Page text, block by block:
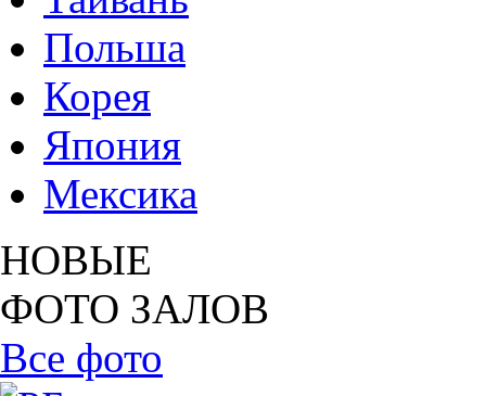
Польша
Корея
Япония
Мексика
НОВЫЕ
ФОТО ЗАЛОВ
Все фото